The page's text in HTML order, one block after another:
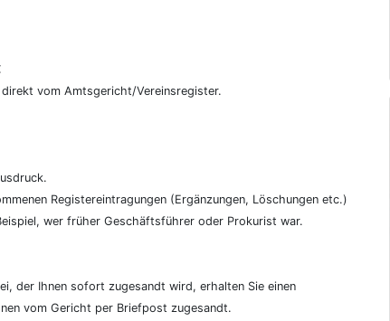
vom Amtsgericht/Vereinsregister.
Registereintragungen (Ergänzungen, Löschungen etc.)
wer früher Geschäftsführer oder Prokurist war.
der Ihnen sofort zugesandt wird, erhalten Sie einen
vom Gericht per Briefpost zugesandt.